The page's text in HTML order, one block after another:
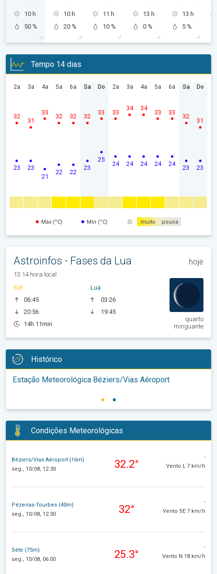
10 h
50 %
10 h
20 %
11 h
10 %
13 h
0 %
13 h
5 %
Tempo 14 dias
2a
23
32
3a
23
31
4a
21
33
5a
22
32
6a
22
32
Sa
23
32
Do
25
33
2a
24
33
3a
24
34
4a
24
34
5a
24
33
6a
24
33
Sa
23
32
Do
23
31
Máx (°C) Mín (°C) muito pouca
Astroinfos - Fases da Lua hoje
13:14 hora local
Sol
06:45
20:56
14h 11min
Lua
03:26
19:45
quarto
minguante
Histórico
Estação Meteorológica Béziers/Vias Aéroport
Condições Meteorológicas
Béziers/Vias Aéroport (16m)
seg., 10/08, 12:30
32.2°
-
Vento L 7 km/h
Pézenas-Tourbes (40m)
seg., 10/08, 12:30
32°
-
Vento SE 7 km/h
Sète (75m)
seg., 10/08, 06:00
25.3°
-
Vento N 18 km/h